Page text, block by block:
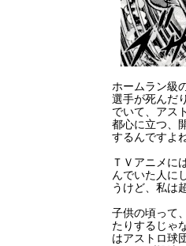
ホームラン級
選手が死んだ
でいて、アス
都心に立つ、
するんですよ
ＴＶアニメに
んでいた人に
うけど、私は
子供の頃って
たりするじゃ
はアストロ球